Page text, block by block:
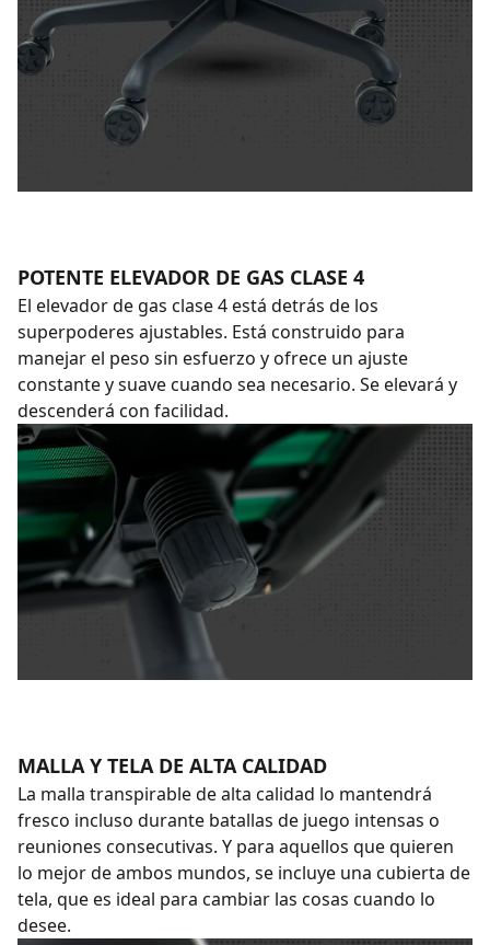
POTENTE ELEVADOR DE GAS CLASE 4
El elevador de gas clase 4 está detrás de los
superpoderes ajustables. Está construido para
manejar el peso sin esfuerzo y ofrece un ajuste
constante y suave cuando sea necesario. Se elevará y
descenderá con facilidad.
MALLA Y TELA DE ALTA CALIDAD
La malla transpirable de alta calidad lo mantendrá
fresco incluso durante batallas de juego intensas o
reuniones consecutivas. Y para aquellos que quieren
lo mejor de ambos mundos, se incluye una cubierta de
tela, que es ideal para cambiar las cosas cuando lo
desee.